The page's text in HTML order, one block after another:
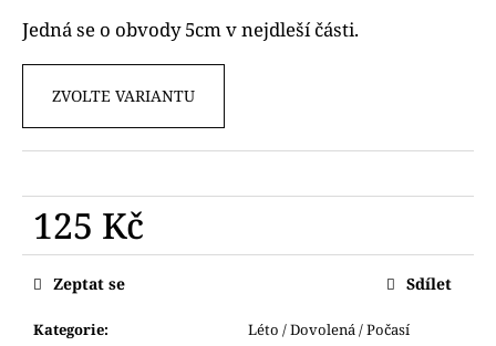
hvězdiček.
Jedná se o obvody 5cm v nejdleší části.
ZVOLTE VARIANTU
125 Kč
Měrná
cena:
Kategorie: Léto / Dovolená / Počasí
Zeptat se Sdílet
u
č
u
e
m
VYKRAJOVÁTKO
MEDVÍDEK
89